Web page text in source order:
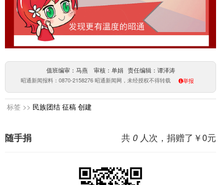
值班编审：马燕 审核：单娟 责任编辑：谭泽涛
昭通新闻报料：0870-2158276 昭通新闻网，未经授权不得转载 举报
标签 >> 民族团结 征稿 创建
共 0 人次，捐赠了￥0元
随手捐